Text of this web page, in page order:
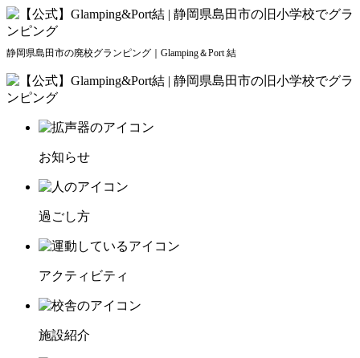
静岡県島田市の廃校グランピング｜Glamping＆Port 結
お知らせ
過ごし方
アクティビティ
施設紹介